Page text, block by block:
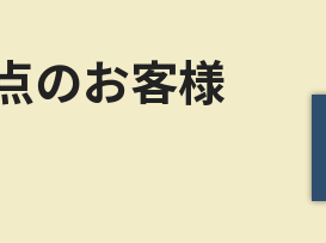
のお客様